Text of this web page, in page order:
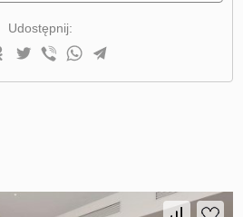
Udostępnij: